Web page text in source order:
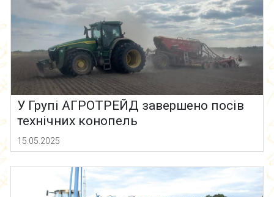
У Групі АГРОТРЕЙД завершено посів
технічних конопель
15.05.2025